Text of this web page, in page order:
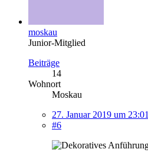
moskau
Junior-Mitglied
Beiträge
14
Wohnort
Moskau
27. Januar 2019 um 23:01
#6